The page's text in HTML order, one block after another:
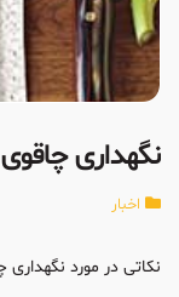
نگهداری
اخبار
نکاتی در مورد نگهداری